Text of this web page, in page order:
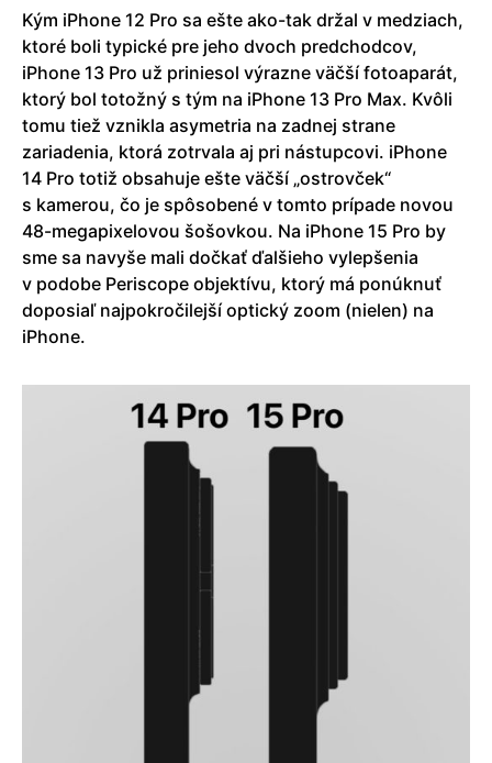
Kým iPhone 12 Pro sa ešte ako-tak držal v medziach,
ktoré boli typické pre jeho dvoch predchodcov,
iPhone 13 Pro už priniesol výrazne väčší fotoaparát,
ktorý bol totožný s tým na iPhone 13 Pro Max. Kvôli
tomu tiež vznikla asymetria na zadnej strane
zariadenia, ktorá zotrvala aj pri nástupcovi. iPhone
14 Pro totiž obsahuje ešte väčší „ostrovček“
s kamerou, čo je spôsobené v tomto prípade novou
48-megapixelovou šošovkou. Na iPhone 15 Pro by
sme sa navyše mali dočkať ďalšieho vylepšenia
v podobe Periscope objektívu, ktorý má ponúknuť
doposiaľ najpokročilejší optický zoom (nielen) na
iPhone.